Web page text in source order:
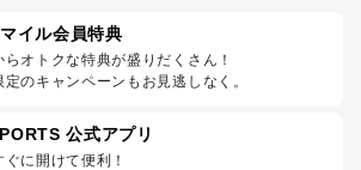
イル会員特典
らオトクな特典が盛りだくさん！
のキャンペーンもお見逃しなく。
公式アプリ
に開けて便利！